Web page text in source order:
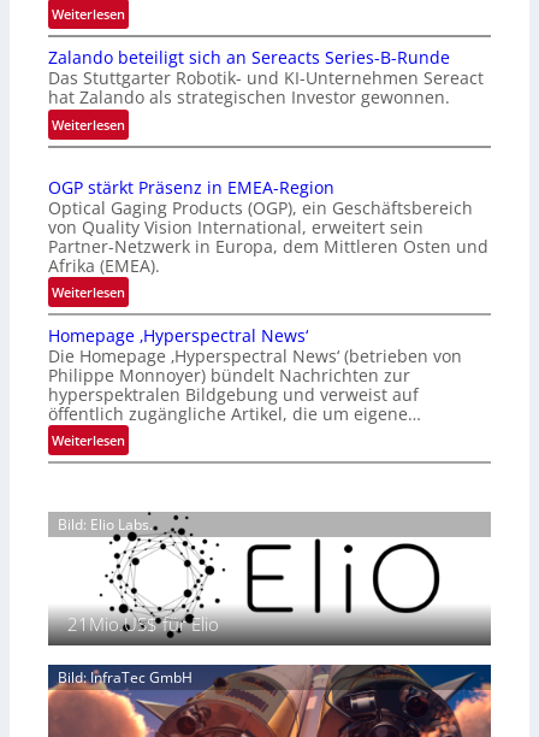
Weiterlesen:
I
n
t
e
r
n
t
i
o
n
l
V
i
s
i
o
n
g
h
t
2
0
2
Zalando beteiligt sich an Sereacts Series-B-Runde
Das Stuttgarter Robotik- und KI-Unternehmen Sereact
hat Zalando als strategischen Investor gewonnen.
Weiterlesen:
Z
l
a
n
d
o
b
e
t
e
i
i
g
s
i
c
h
a
n
S
e
r
e
OGP stärkt Präsenz in EMEA-Region
Optical Gaging Products (OGP), ein Geschäftsbereich
von Quality Vision International, erweitert sein
Partner-Netzwerk in Europa, dem Mittleren Osten und
Afrika (EMEA).
Weiterlesen:
O
G
P
s
t
ä
r
P
r
ä
s
e
n
i
n
E
Homepage ‚Hyperspectral News‘
Die Homepage ‚Hyperspectral News‘ (betrieben von
Philippe Monnoyer) bündelt Nachrichten zur
hyperspektralen Bildgebung und verweist auf
öffentlich zugängliche Artikel, die um eigene…
Weiterlesen:
H
m
e
p
a
g
e
‚
H
y
p
Bild: Elio Labs.
21Mio.US$ für Elio
Bild: InfraTec GmbH